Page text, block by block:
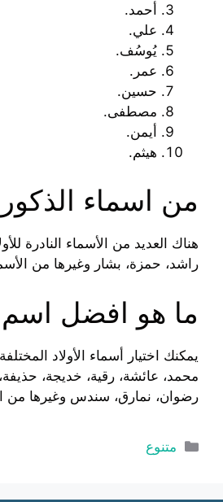
أحمد.
علي.
يُوسُف.
عمر.
حسين.
مصطفى.
أيمن.
هيثم.
من اسماء الذكور
هناك العديد من الأسماء النادرة
راشد، حمزة، بشار وغيرها من
ما هو افضل اسم
يمكنك اختيار أسماء الأولاد
محمد، عائشة، رقية، خديجة،
رضوان، نمارق، سندس وغيرها من
التصنيفات
متنوع